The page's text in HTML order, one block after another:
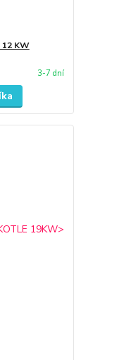
12 KW
3-7 dní